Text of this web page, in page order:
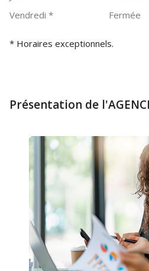
Vendredi * Fermée
* Horaires exceptionnels.
Présentation de